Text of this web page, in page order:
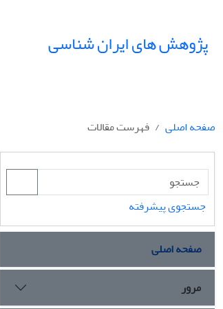
پژوهش های ایران شناسی
صفحه اصلی
فهرست مقالات
جستجوی پیشرفته
صفحه اصلی
مرور